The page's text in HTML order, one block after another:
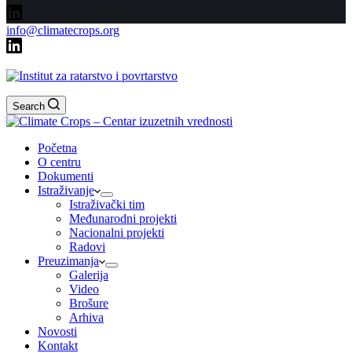
info@climatecrops.org
Search
Početna
O centru
Dokumenti
Istraživanje
Istraživački tim
Međunarodni projekti
Nacionalni projekti
Radovi
Preuzimanja
Galerija
Video
Brošure
Arhiva
Novosti
Kontakt